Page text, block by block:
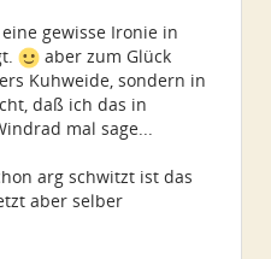
gewisse Ironie in
aber zum Glück
Kuhweide, sondern in
daß ich das in
mal sage...
arg schwitzt ist das
aber selber